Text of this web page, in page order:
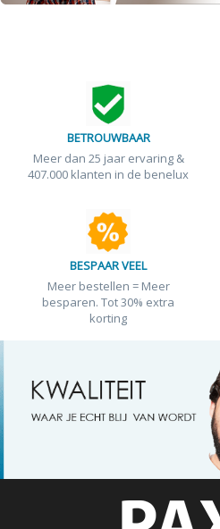
BETROUWBAAR
Meer dan 25 jaar ervaring &
407.000 klanten in de benelux
BESPAAR VEEL
Meer bestellen = Meer
besparen. Tot 30% extra
korting